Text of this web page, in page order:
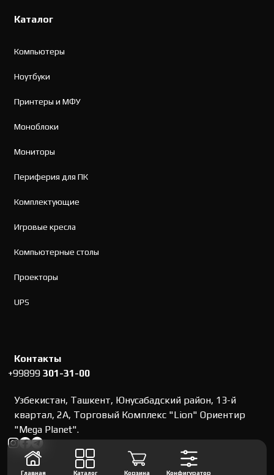
Каталог
Компьютеры
Ноутбуки
Принтеры и МФУ
Моноблоки
Мониторы
Периферия для ПК
Комплектующие
Игровые кресла
Компьютерные столы
Проекторы
UPS
Контакты
+99899301-31-00
Узбекистан, Ташкент, Юнусабадский район, 13-й
квартал, 2А, Торговый Комплекс "Lion" Ориентир
"Mega Planet".
Главная Каталог Корзина Конфигуратор